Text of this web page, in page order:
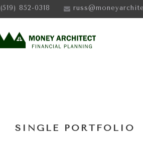
(519) 852-0318
SINGLE PORTFOLIO